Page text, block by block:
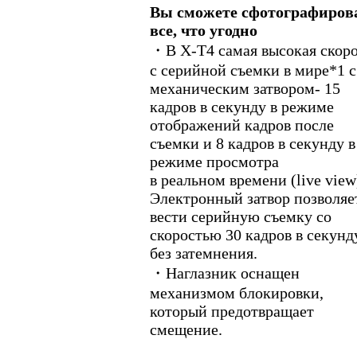
Вы сможете
все, что угодно
・В X-T4 самая высокая
с серийной съемки в мире*1 с
механическим затвором- 15
кадров в секунду в режиме
отображений кадров после
съемки и 8 кадров в секунду в
режиме просмотра
в реальном времени (live
Электронный затвор
вести серийную съемку со
скоростью 30 кадров в
без затемнения.
・Наглазник оснащен
механизмом блокировки,
который предотвращает
смещение.